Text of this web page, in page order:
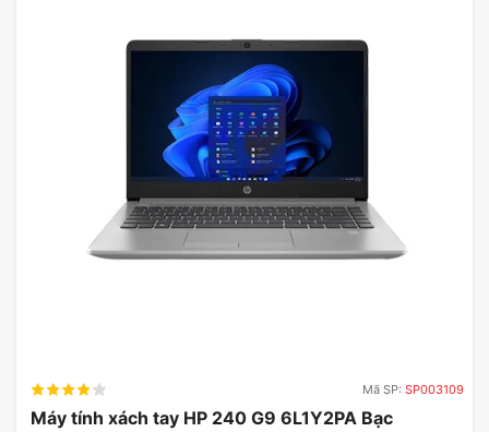
Sự kết hợp giữa chip Snapdragon X1E và
cung cấp khả năng đa nhiệm vượt trội. Với
dung lượng RAM này, người dùng có thể dễ dàng
mở nhiều ứng dụng cùng một lúc mà không gặp
phải tình trạng lag hay giật. Điều này cực kỳ thuận
lợi cho những người làm việc trong lĩnh vực sáng
tạo hoặc lập trình viên, những người thường xuyên
sử dụng các phần mềm nặng và cần một môi
trường làm việc ổn định và mượt mà.
Mã SP: SP003109
Máy tính xách tay HP 240 G9 6L1Y2PA Bạc